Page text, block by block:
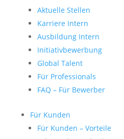
Aktuelle Stellen
Karriere Intern
Ausbildung Intern
Initiativbewerbung
Global Talent
Für Professionals
FAQ – Für Bewerber
Für Kunden
Für Kunden – Vorteile